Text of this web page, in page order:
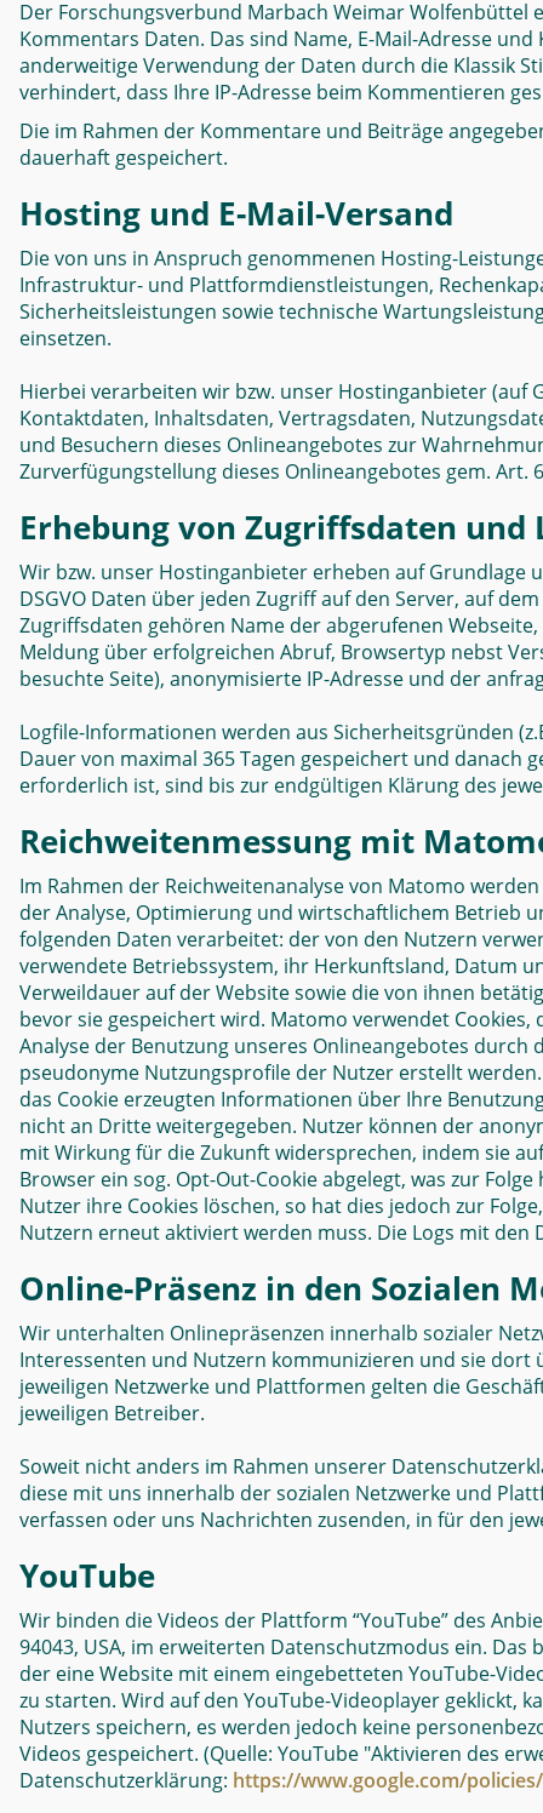
Der Forschungsverbund Marbach Weimar Wolfenbüttel
Kommentars Daten. Das sind Name, E-Mail-Adresse
anderweitige Verwendung der Daten durch die Klassik
verhindert, dass Ihre IP-Adresse beim Kommentieren
Die im Rahmen der Kommentare und Beiträge
dauerhaft gespeichert.
Hosting und E-Mail-Versand
Die von uns in Anspruch genommenen Hosting-
Infrastruktur- und Plattformdienstleistungen,
Sicherheitsleistungen sowie technische
einsetzen.
Hierbei verarbeiten wir bzw. unser Hostinganbieter (auf
Kontaktdaten, Inhaltsdaten, Vertragsdaten,
und Besuchern dieses Onlineangebotes zur
Zurverfügungstellung dieses Onlineangebotes gem. Art. 6
Erhebung von Zugriffsdaten und
Wir bzw. unser Hostinganbieter erheben auf Grundlage
DSGVO Daten über jeden Zugriff auf den Server, auf
Zugriffsdaten gehören Name der abgerufenen
Meldung über erfolgreichen Abruf, Browsertyp nebst
besuchte Seite), anonymisierte IP-Adresse und der
Logfile-Informationen werden aus Sicherheitsgründen
Dauer von maximal 365 Tagen gespeichert und danach
erforderlich ist, sind bis zur endgültigen Klärung des
Reichweitenmessung mit
Im Rahmen der Reichweitenanalyse von Matomo
der Analyse, Optimierung und wirtschaftlichem Betrieb
folgenden Daten verarbeitet: der von den Nutzern
verwendete Betriebssystem, ihr Herkunftsland, Datum
Verweildauer auf der Website sowie die von ihnen
bevor sie gespeichert wird. Matomo verwendet
Analyse der Benutzung unseres Onlineangebotes
pseudonyme Nutzungsprofile der Nutzer erstellt
das Cookie erzeugten Informationen über Ihre
nicht an Dritte weitergegeben. Nutzer können der
mit Wirkung für die Zukunft widersprechen, indem sie
Browser ein sog. Opt-Out-Cookie abgelegt, was zur
Nutzer ihre Cookies löschen, so hat dies jedoch zur
Nutzern erneut aktiviert werden muss. Die Logs mit
Online-Präsenz in den Sozialen
Wir unterhalten Onlinepräsenzen innerhalb sozialer
Interessenten und Nutzern kommunizieren und sie
jeweiligen Netzwerke und Plattformen gelten die
jeweiligen Betreiber.
Soweit nicht anders im Rahmen unserer
diese mit uns innerhalb der sozialen Netzwerke und
verfassen oder uns Nachrichten zusenden, in für den
YouTube
Wir binden die Videos der Plattform “YouTube” des
94043, USA, im erweiterten Datenschutzmodus ein.
der eine Website mit einem eingebetteten YouTube-
zu starten. Wird auf den YouTube-Videoplayer geklickt,
Nutzers speichern, es werden jedoch keine
Videos gespeichert. (Quelle: YouTube "Aktivieren des
Datenschutzerklärung: https://www.google.com/